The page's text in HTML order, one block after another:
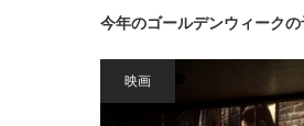
今年のゴールデンウィークの
映画